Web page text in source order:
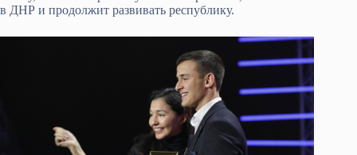
в ДНР и продолжит развивать республику.